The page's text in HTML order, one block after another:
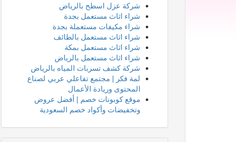
شركة عزل اسطح بالرياض
شراء اثاث مستعمل بجدة
شراء مكيفات مستعملة بجدة
شراء اثاث مستعمل بالطائف
شراء اثاث مستعمل بمكة
شراء اثاث مستعمل بالرياض
شركة كشف تسربات المياه بالرياض
لمة فكر | مجتمع تفاعلي عربي لصناع
المحتوى وريادة الأعمال
موقع كوبونات خصم | أفضل عروض
وتخفيضات وأكواد خصم السعودية